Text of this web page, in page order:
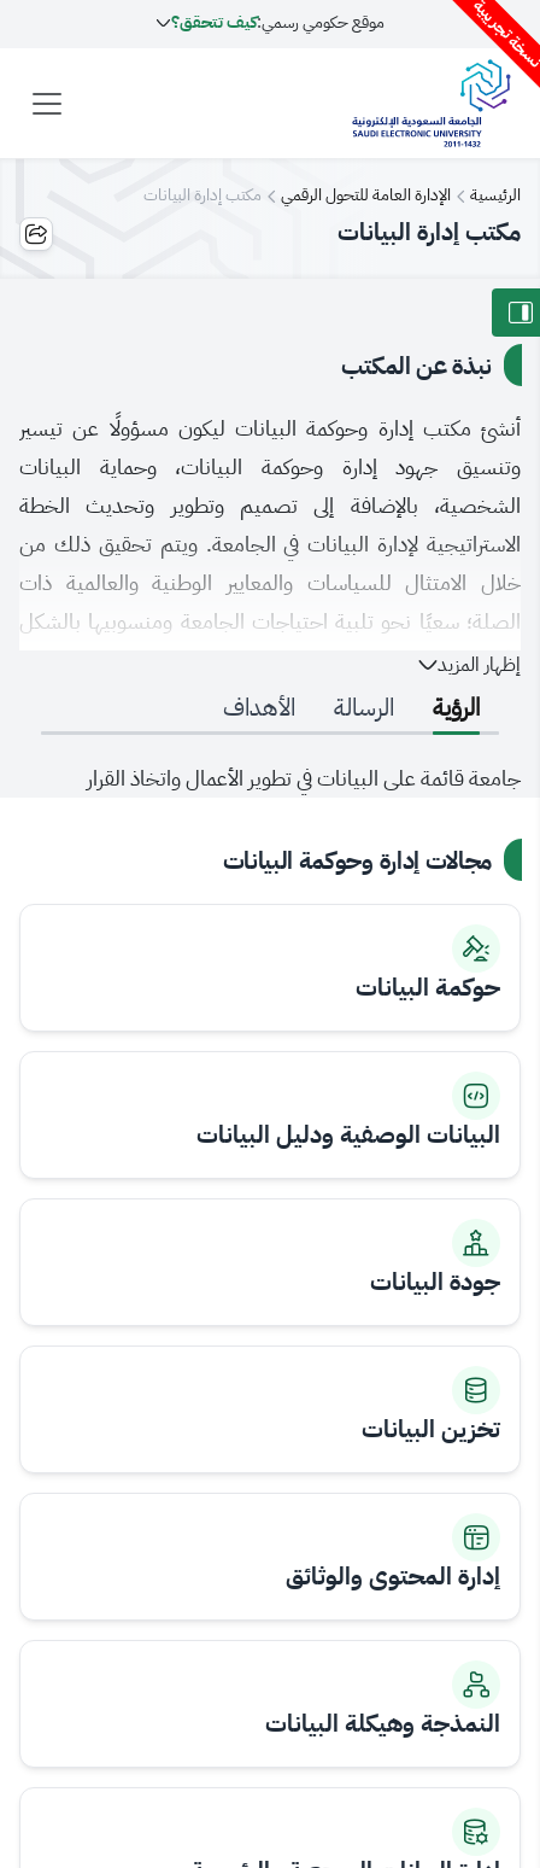
تجريبية موقع حكومي رسمي:كيف تتحقق؟
الرئيسية الإدارة العامة للتحول الرقمي مكتب إدارة البيانات
مكتب إدارة البيانات
نبذة عن المكتب
أنشئ مكتب إدارة وحوكمة البيانات ليكون مسؤولًا عن تيسير
وتنسيق جهود إدارة وحوكمة البيانات، وحماية البيانات
الشخصية، بالإضافة إلى تصميم وتطوير وتحديث الخطة
الاستراتيجية لإدارة البيانات في الجامعة. ويتم تحقيق ذلك من
خلال الامتثال للسياسات والمعايير الوطنية والعالمية ذات
الصلة؛ سعيًا نحو تلبية احتياجات الجامعة ومنسوبيها بالشكل
الأمثل بما يحقق الفائدة القصوى من البيانات، والتمكين في دعم
اتخاذ القرار، وكذلك تقديم التحليلات المتقدمة للبيانات.
إظهار المزيد
الرؤية الرسالة الأهداف
جامعة قائمة على البيانات في تطوير الأعمال واتخاذ القرار
مجالات إدارة وحوكمة البيانات
حوكمة البيانات
البيانات الوصفية ودليل البيانات
جودة البيانات
تخزين البيانات
إدارة المحتوى والوثائق
النمذجة وهيكلة البيانات